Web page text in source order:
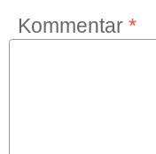
Kommentar *